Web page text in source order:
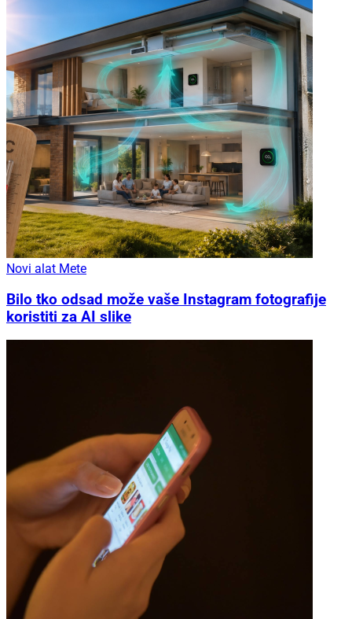
Novi alat Mete
Bilo tko odsad može vaše Instagram fotografije
koristiti za AI slike